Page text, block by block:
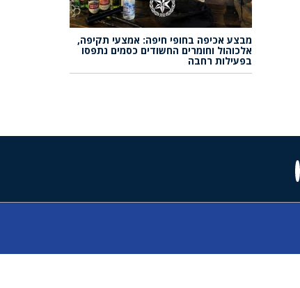
מבצע אכיפה בחופי חיפה: אמצעי תקיפה,
אלכוהול וחומרים החשודים כסמים נתפסו
בפעילות רחבה